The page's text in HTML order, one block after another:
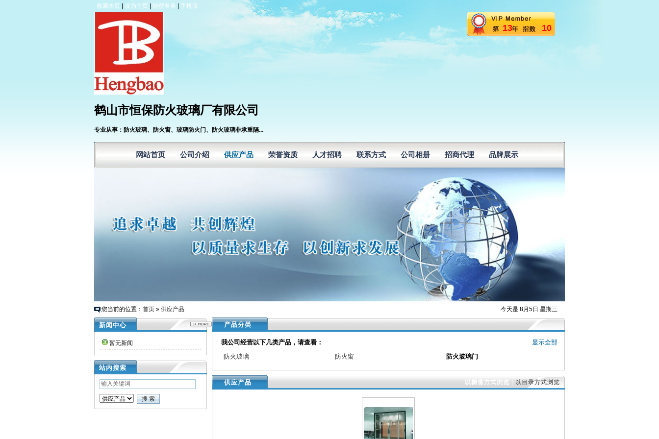
收藏本页 设为主页 随便看看 手机版
13 10
鹤山市恒保防火玻璃厂有限公司
专业从事：防火玻璃、防火窗、玻璃防火门、防火玻璃非承重隔...
网站首页 公司介绍 供应产品 荣誉资质 人才招聘 联系方式 公司相册 招商代理 品牌展示
今天是 8月5日 星期三
您当前的位置： 首页 » 供应产品
新闻中心
暂无新闻
站内搜索
产品分类
显示全部
我公司经营以下几类产品，请查看：
防火玻璃
防火窗 防火玻璃门
以橱窗方式浏览 以目录方式浏览
供应产品